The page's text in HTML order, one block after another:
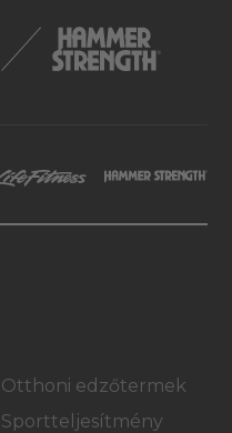
Otthoni edzőtermek
Sportteljesítmény